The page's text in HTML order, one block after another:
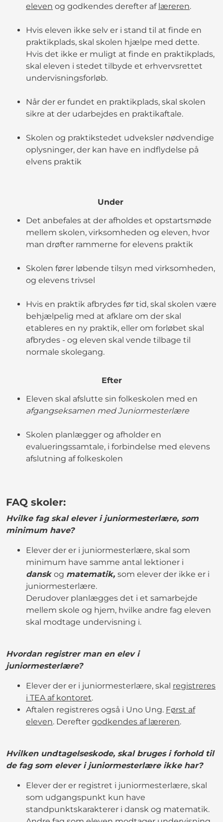
eleven og godkendes derefter af læreren.
Hvis eleven ikke selv er i stand til at finde en
praktikplads, skal skolen hjælpe med dette.
Hvis det ikke er muligt at finde en praktikplads,
skal eleven i stedet tilbyde et erhvervsrettet
undervisningsforløb.
Når der er fundet en praktikplads, skal skolen
sikre at der udarbejdes en praktikaftale.
Skolen og praktikstedet udveksler nødvendige
oplysninger, der kan have en indflydelse på
elvens praktik
Under
Det anbefales at der afholdes et opstartsmøde
mellem skolen, virksomheden og eleven, hvor
man drøfter rammerne for elevens praktik
Skolen fører løbende tilsyn med virksomheden,
og elevens trivsel
Hvis en praktik afbrydes før tid, skal skolen være
behjælpelig med at afklare om der skal
etableres en ny praktik, eller om forløbet skal
afbrydes - og eleven skal vende tilbage til
normale skolegang.
Efter
Eleven skal afslutte sin folkeskolen med en
afgangseksamen med Juniormesterlære
Skolen planlægger og afholder en
evalueringssamtale, i forbindelse med elevens
afslutning af folkeskolen
FAQ skoler:
Hvilke fag skal elever i juniormesterlære, som
minimum have?
Elever der er i juniormesterlære, skal som
minimum have samme antal lektioner i
dansk og matematik, som elever der ikke er i
juniormesterlære.
Derudover planlægges det i et samarbejde
mellem skole og hjem, hvilke andre fag eleven
skal modtage undervisning i.
Hvordan registrer man en elev i
juniormesterlære?
Elever der er i juniormesterlære, skal registreres
i TEA af kontoret.
Aftalen registreres også i Uno Ung. Først af
eleven. Derefter godkendes af læreren.
Hvilken undtagelseskode, skal bruges i forhold til
de fag som elever i juniormesterlære ikke har?
Elever der er registret i juniormesterlære, skal
som udgangspunkt kun have
standpunktskarakterer i dansk og matematik.